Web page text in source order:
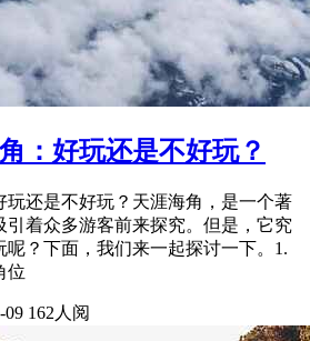
：好玩还是不好玩？
玩还是不好玩？天涯海角，是一个著
引着众多游客前来探究。但是，它究
呢？下面，我们来一起探讨一下。1.
位
09 162人阅